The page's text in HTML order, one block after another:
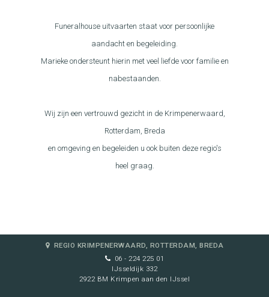
Funeralhouse uitvaarten staat voor persoonlijke
aandacht en begeleiding.
Marieke ondersteunt hierin met veel liefde voor familie en
nabestaanden.
Wij zijn een vertrouwd gezicht in de Krimpenerwaard,
Rotterdam, Breda
en omgeving en begeleiden u ook buiten deze regio's
heel graag.
REGIO KRIMPENERWAARD, ROTTERDAM, BREDA
06 - 224 225 01
IJsseldijk 332
2922 BM Krimpen aan den IJssel